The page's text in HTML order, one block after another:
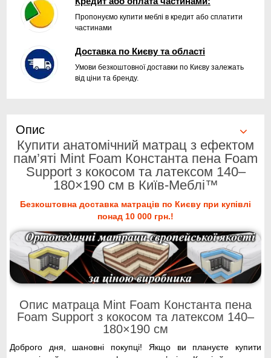
Пропонуємо купити меблі в кредит або сплатити
частинами
Доставка по Києву та області
Умови безкоштовної доставки по Києву залежать
від ціни та бренду.
Опис
Купити анатомічний матрац з ефектом
пам’яті Mint Foam Константа пена Foam
Support з кокосом та латексом 140–
180×190 см в Київ-Меблі™
Безкоштовна доставка матраців по Києву при купівлі
понад 10 000 грн.!
Опис матраца Mint Foam Константа пена
Foam Support з кокосом та латексом 140–
180×190 см
Доброго дня, шановні покупці! Якщо ви плануєте купити